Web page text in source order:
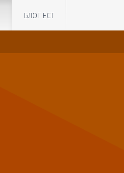
БЛОГ ЕСТ